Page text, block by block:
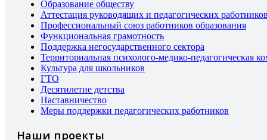
Образование обществу
Аттестация руководящих и педагогических работников
Профессиональный союз работников образования
Функциональная грамотность
Поддержка негосударственного сектора
Территориальная психолого-медико-педагогическая
Культура для школьников
ГТО
Десятилетие детства
Наставничество
Меры поддержки педагогических работников
Наши проекты